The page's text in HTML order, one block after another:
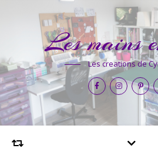
Les mains
Les creations de